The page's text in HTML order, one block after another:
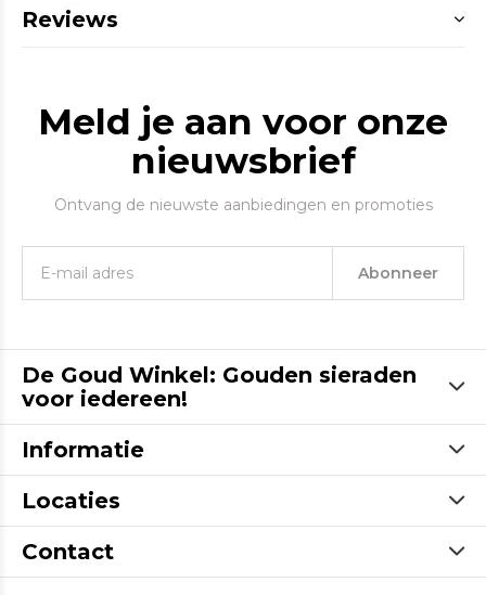
Reviews
Meld je aan voor onze
nieuwsbrief
Ontvang de nieuwste aanbiedingen en promoties
Abonneer
De Goud Winkel: Gouden sieraden
voor iedereen!
Informatie
Locaties
Contact